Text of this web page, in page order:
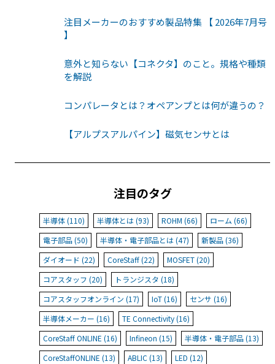
注目メーカーのおすすめ製品特集 【 2026年7月号
】
意外と知らない【コネクタ】のこと。規格や種類
を解説
コンパレータとは？オペアンプとは何が違うの？
【アルプスアルパイン】磁気センサとは
注目のタグ
半導体 (110) 半導体とは (93) ROHM (66)
ローム (66)
電子部品 (50)
半導体・電子部品とは (47)
新製品 (36)
ダイオード (22)
CoreStaff (22)
MOSFET (20)
コアスタッフ (20)
トランジスタ (18)
コアスタッフオンライン (17)
IoT (16)
センサ (16)
半導体メーカー (16)
TE Connectivity (16)
CoreStaff ONLINE (16)
Infineon (15)
半導体・電子部品 (13)
CoreStaffONLINE (13)
ABLIC (13)
LED (12)